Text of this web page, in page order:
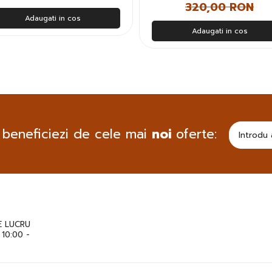
Adaugati in cos
320,00 RON
Adaugati in cos
de cele mai noi oferte:
LUCRU
-